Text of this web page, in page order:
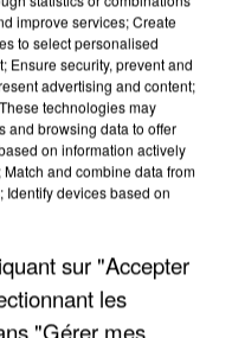
DE LA DZ
improve services; Create
to select personalised
Ensure security, prevent and
advertising and content;
technologies may
and browsing data to offer
on information actively
and combine data from
Identify devices based on
sur "Accepter
les
"Gérer mes